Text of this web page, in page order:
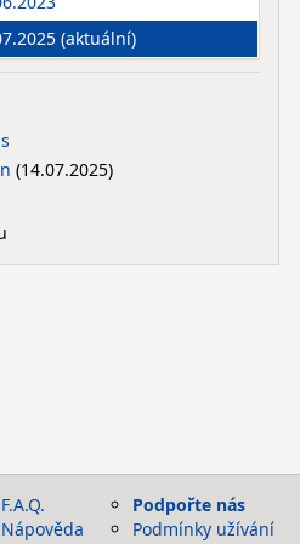
(aktuální)
(14.07.2025)
F.A.Q.
Nápověda
Podpořte nás
Podmínky užívání